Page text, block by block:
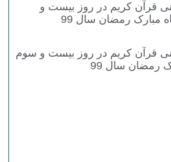
قرآن کریم در روز بیست و
مبارک رمضان سال 99
قرآن کریم در روز بیست و سوم
رمضان سال 99